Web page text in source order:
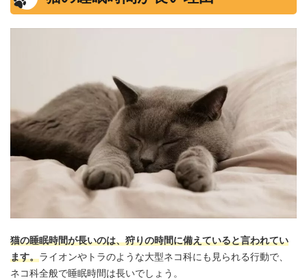
猫の睡眠時間が長いのは、狩りの時間に備えていると言われてい
ます。ライオンやトラのような大型ネコ科にも見られる行動で、
ネコ科全般で睡眠時間は長いでしょう。